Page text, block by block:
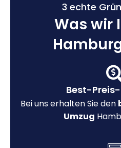
3 echte
Was wir
Best-
Bei uns erhalten Sie den
Umzug